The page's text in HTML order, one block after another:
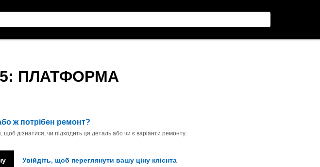
: ПЛАТФОРМА
ж потрібен ремонт?
дізнатися, чи підходить ця деталь або чи є варіанти ремонту.
Увійдіть, щоб переглянути вашу ціну клієнта